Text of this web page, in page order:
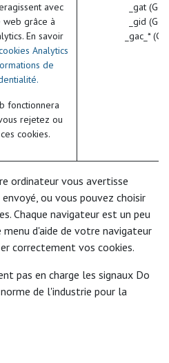
avec
web grâce à
En savoir
Analytics
de
fonctionnera
rejetez ou
cookies.
_gat
_gid
_gac_*
ordinateur vous avertisse
ou vous pouvez choisir
Chaque navigateur est un peu
d'aide de votre navigateur
correctement vos cookies.
pas en charge les signaux Do
de l'industrie pour la